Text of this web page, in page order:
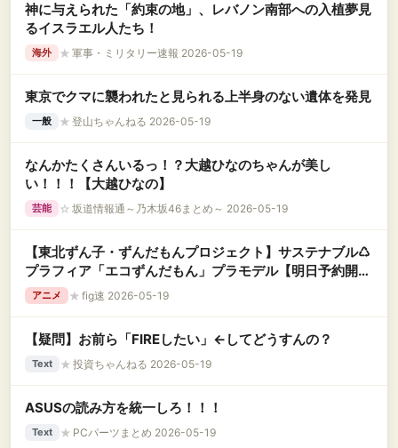
神に与えられた「約束の地」、レバノン南部への入植夢見
るイスラエル人たち！
海外 ★ 軍事・ミリタリー速報 2026-05-19
東京でクマに襲われたと見られる上半身のない遺体を発見
一般 ★ 登山ちゃんねる 2026-05-19
なんかたくさんいるっ！？大越ひなのちゃんが美し
い！！！【大越ひなの】
芸能 ☆ 坂道情報通～乃木坂46まとめ～ 2026-05-19
【東北ずん子・ずんだもんプロジェクト】サステナブル♺
プラフィア「エコずんだもん」プラモデル【明日予約開
始】
アニメ ★ fig速 2026-05-19
【疑問】お前ら「FIREしたい」←してどうすんの？
Text ★ 投資ちゃんねる 2026-05-19
ASUSの読み方を統一しろ！！！
Text ★ PCパーツまとめ 2026-05-19